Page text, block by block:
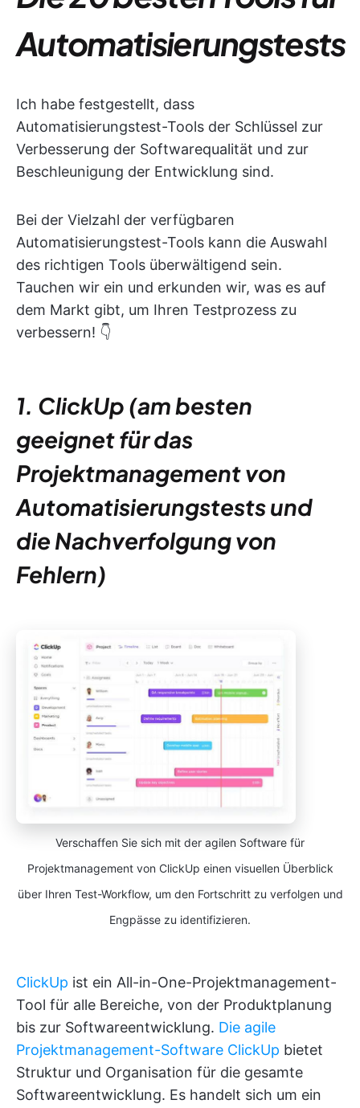
Automatisierungstests
Ich habe festgestellt, dass
Automatisierungstest-Tools der Schlüssel zur
Verbesserung der Softwarequalität und zur
Beschleunigung der Entwicklung sind.
Bei der Vielzahl der verfügbaren
Automatisierungstest-Tools kann die Auswahl
des richtigen Tools überwältigend sein.
Tauchen wir ein und erkunden wir, was es auf
dem Markt gibt, um Ihren Testprozess zu
verbessern! 👇
1. ClickUp (am besten
geeignet für das
Projektmanagement von
Automatisierungstests und
die Nachverfolgung von
Fehlern)
Verschaffen Sie sich mit der agilen Software für
Projektmanagement von ClickUp einen visuellen Überblick
über Ihren Test-Workflow, um den Fortschritt zu verfolgen und
Engpässe zu identifizieren.
ClickUp ist ein All-in-One-Projektmanagement-
Tool für alle Bereiche, von der Produktplanung
bis zur Softwareentwicklung. Die agile
Projektmanagement-Software ClickUp bietet
Struktur und Organisation für die gesamte
Softwareentwicklung. Es handelt sich um ein